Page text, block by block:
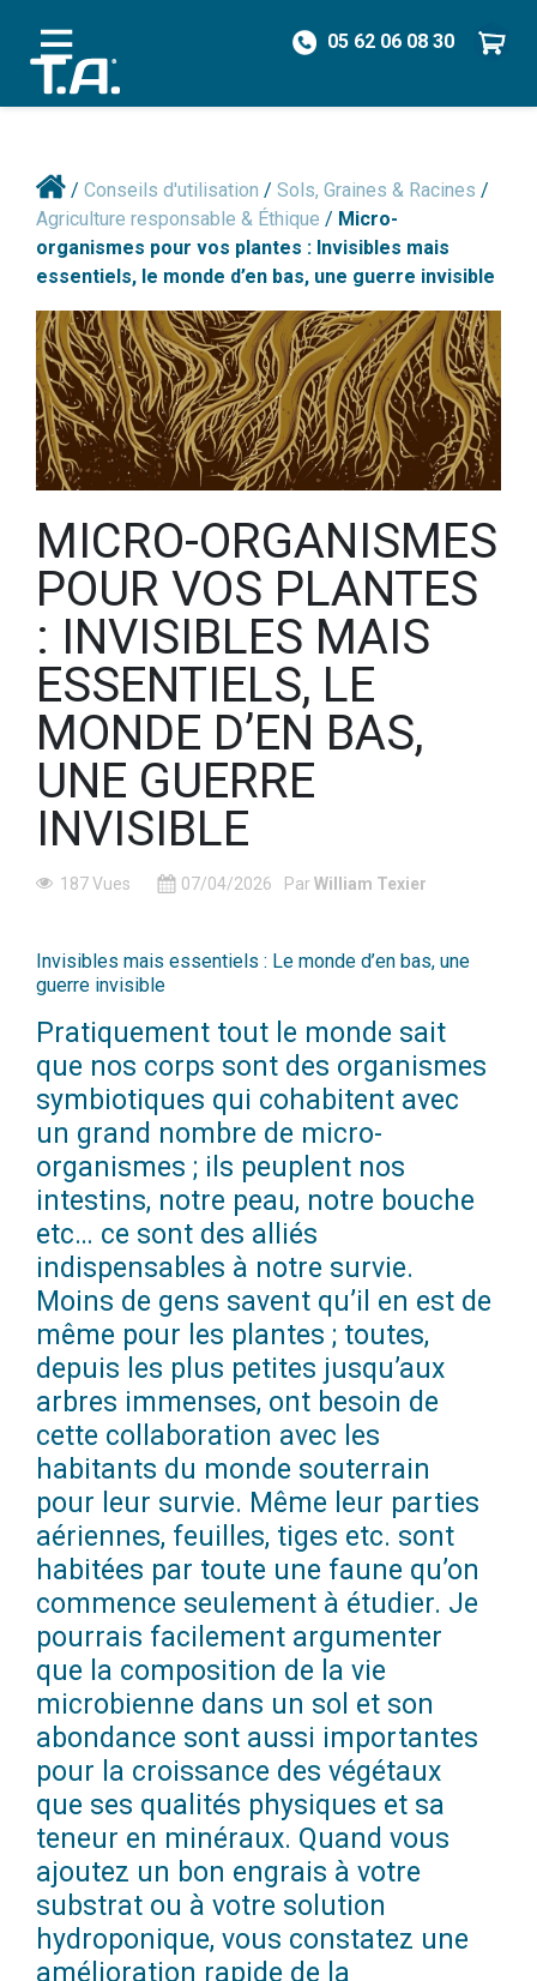
05 62 06 08 30
/ Conseils d'utilisation / Sols, Graines & Racines /
Agriculture responsable & Éthique / Micro-
organismes pour vos plantes : Invisibles mais
essentiels, le monde d’en bas, une guerre invisible
MICRO-ORGANISMES
POUR VOS PLANTES
: INVISIBLES MAIS
ESSENTIELS, LE
MONDE D’EN BAS,
UNE GUERRE
INVISIBLE
187 Vues 07/04/2026 Par William Texier
Invisibles mais essentiels : Le monde d’en bas, une
guerre invisible
Pratiquement tout le monde sait
que nos corps sont des organismes
symbiotiques qui cohabitent avec
un grand nombre de micro-
organismes ; ils peuplent nos
intestins, notre peau, notre bouche
etc… ce sont des alliés
indispensables à notre survie.
Moins de gens savent qu’il en est de
même pour les plantes ; toutes,
depuis les plus petites jusqu’aux
arbres immenses, ont besoin de
cette collaboration avec les
habitants du monde souterrain
pour leur survie. Même leur parties
aériennes, feuilles, tiges etc. sont
habitées par toute une faune qu’on
commence seulement à étudier. Je
pourrais facilement argumenter
que la composition de la vie
microbienne dans un sol et son
abondance sont aussi importantes
pour la croissance des végétaux
que ses qualités physiques et sa
teneur en minéraux. Quand vous
ajoutez un bon engrais à votre
substrat ou à votre solution
hydroponique, vous constatez une
amélioration rapide de la